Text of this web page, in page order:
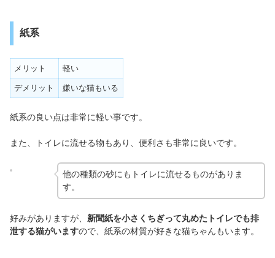
紙系
メリット 軽い
デメリット 嫌いな猫もいる
紙系の良い点は非常に軽い事です。
また、トイレに流せる物もあり、便利さも非常に良いです。
他の種類の砂にもトイレに流せるものがありま
す。
好みがありますが、 新聞紙を小さくちぎって丸めたトイレでも排
泄する猫がいますので、紙系の材質が好きな猫ちゃんもいます。